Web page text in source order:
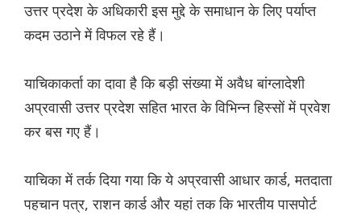
उत्तर प्रदेश के अधिकारी इस मुद्दे के समाधान के लिए पर्याप्त
कदम उठाने में विफल रहे हैं।
याचिकाकर्ता का दावा है कि बड़ी संख्या में अवैध बांग्लादेशी
अप्रवासी उत्तर प्रदेश सहित भारत के विभिन्न हिस्सों में प्रवेश
कर बस गए हैं।
याचिका में तर्क दिया गया कि ये अप्रवासी आधार कार्ड, मतदाता
पहचान पत्र, राशन कार्ड और यहां तक कि भारतीय पासपोर्ट